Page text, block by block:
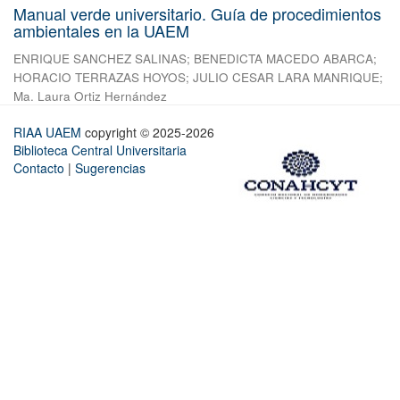
Manual verde universitario. Guía de procedimientos
ambientales en la UAEM
ENRIQUE SANCHEZ SALINAS; BENEDICTA MACEDO ABARCA;
HORACIO TERRAZAS HOYOS; JULIO CESAR LARA MANRIQUE;
Ma. Laura Ortiz Hernández
RIAA UAEM copyright © 2025-2026
Biblioteca Central Universitaria
Contacto | Sugerencias